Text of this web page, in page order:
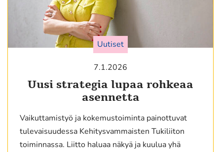
Uutiset
7.1.2026
Uusi strategia lupaa rohkeaa
asennetta
Vaikuttamistyö ja kokemustoiminta painottuvat
tulevaisuudessa Kehitysvammaisten Tukiliiton
toiminnassa. Liitto haluaa näkyä ja kuulua yhä